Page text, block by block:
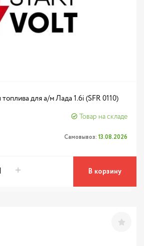
топлива для а/м Лада 1.6i (SFR 0110)
Товар на складе
Самовывоз: 13.08.2026
В корзину